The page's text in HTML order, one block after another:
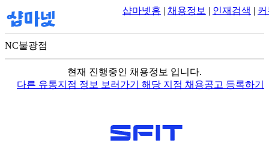
샵마넷홈 | 채용정보 | 인재검색 |
NC불광점
100m
현재 진행중인 채용정보 입니다.
다른 유통지점 정보 보러가기 해당 지점 채용공고 등록하기